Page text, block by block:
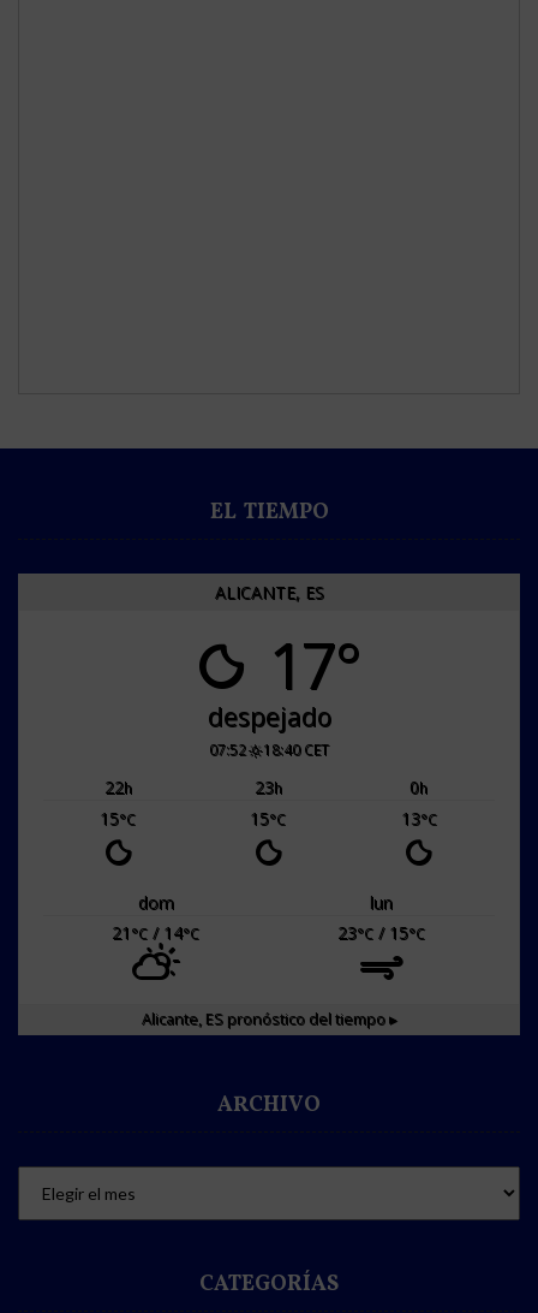
EL TIEMPO
ALICANTE, ES
17°
despejado
07:52 18:40 CET
22h 23h 0h
15°C 15°C 13°C
dom
lun
21°C / 14°C 23°C / 15°C
Alicante, ESpronóstico del tiempo ▸
ARCHIVO
CATEGORÍAS